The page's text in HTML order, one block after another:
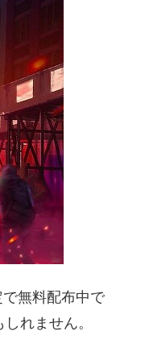
で無料配布中で
れません。